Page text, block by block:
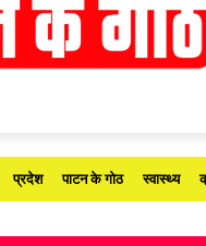
प्रदेश पाटन के गोठ स्वास्थ्य